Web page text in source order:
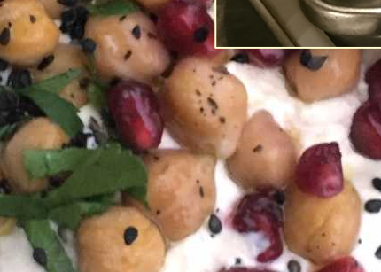
Post-
förtroende
AvRichard